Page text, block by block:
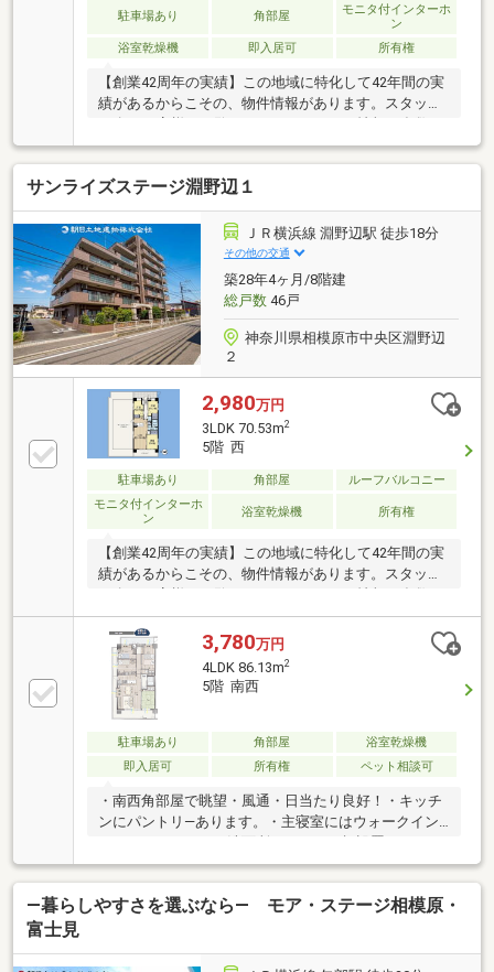
駐車場あり 角部屋
モニタ付インターホ
ン
浴室乾燥機
即入居可 所有権
【創業42周年の実績】この地域に特化して42年間の実
績があるからこその、物件情報があります。スタッフ
用意しております。※自己資金を使いたくない※現在、
他のローンを組んでいるけど大丈夫かな等お気軽に下
記までご連絡ください。☆フリーダイヤル：0120-23-
7413お住まい探しは朝日土地建物(株)営業3課にお任せ
ください！インターネット、チラシなどに掲載できな
い物件も多数ございます！
サンライズステージ淵野辺１
ＪＲ横浜線 淵野辺駅 徒歩18分
その他の交通
築28年4ヶ月/8階建
総戸数46戸
神奈川県相模原市中央区淵野辺
２
2,980万円
3LDK 70.53m2
5階 西
駐車場あり 角部屋
ルーフバルコニー
モニタ付インターホ
ン
浴室乾燥機 所有権
【創業42周年の実績】この地域に特化して42年間の実
績があるからこその、物件情報があります。スタッフ
用意しております。※自己資金を使いたくない※現在、
他のローンを組んでいるけど大丈夫かな等お気軽に下
記までご連絡ください。☆フリーダイヤル：0120-23-
7413お住まい探しは朝日土地建物(株)営業3課にお任せ
ください！インターネット、チラシなどに掲載できな
い物件も多数ございます！
3,780万円
4LDK 86.13m2
5階 南西
駐車場あり 角部屋
浴室乾燥機
即入居可
所有権 ペット相談可
・南西角部屋で眺望・風通・日当たり良好！・キッチ
ンにパントリ―あります。・主寝室にはウォークイン
は2匹まで飼育可能です。
―暮らしやすさを選ぶなら― モア・ステージ相模原・
富士見